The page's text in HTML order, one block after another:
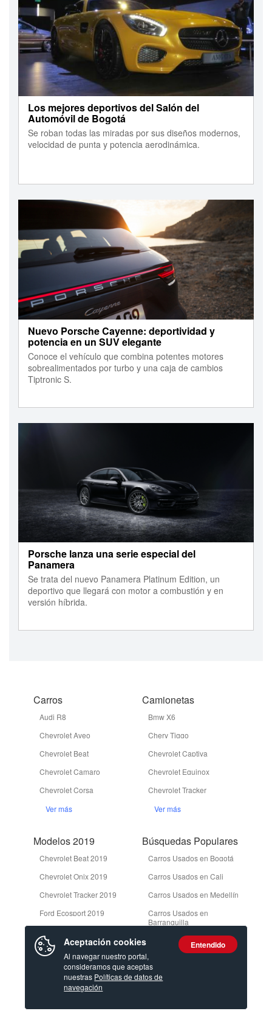
Los mejores deportivos del Salón del
Automóvil de Bogotá
Se roban todas las miradas por sus diseños modernos,
velocidad de punta y potencia aerodinámica.
Nuevo Porsche Cayenne: deportividad y
potencia en un SUV elegante
Conoce el vehículo que combina potentes motores
sobrealimentados por turbo y una caja de cambios
Tiptronic S.
Porsche lanza una serie especial del
Panamera
Se trata del nuevo Panamera Platinum Edition, un
deportivo que llegará con motor a combustión y en
versión híbrida.
Carros
Audi R8
Chevrolet Aveo
Chevrolet Beat
Chevrolet Camaro
Chevrolet Corsa
Ver más
Camionetas
Bmw X6
Chery Tiggo
Chevrolet Captiva
Chevrolet Equinox
Chevrolet Tracker
Ver más
Modelos 2019
Chevrolet Beat 2019
Chevrolet Onix 2019
Chevrolet Tracker 2019
Ford Ecosport 2019
Ver más
Búsquedas Populares
Carros Usados en Bogotá
Carros Usados en Cali
Carros Usados en Medellín
Carros Usados en
Barranquilla
Camionetas Usadas en
Aceptación cookies
Al navegar nuestro portal,
consideramos que aceptas
nuestras Políticas de datos de
navegación
Entendido